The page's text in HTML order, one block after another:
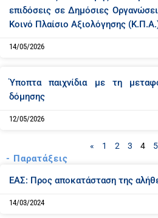
επιδόσεις σε Δημόσιες
Κοινό Πλαίσιο Αξιολόγησης
14/05/2026
Ύποπτα παιχνίδια με τη
δόμησης
12/05/2026
« 1 2 3 4 5
- Παρατάξεις
ΕΑΣ: Προς αποκατάσταση της
14/03/2024
a
a
a
a
a